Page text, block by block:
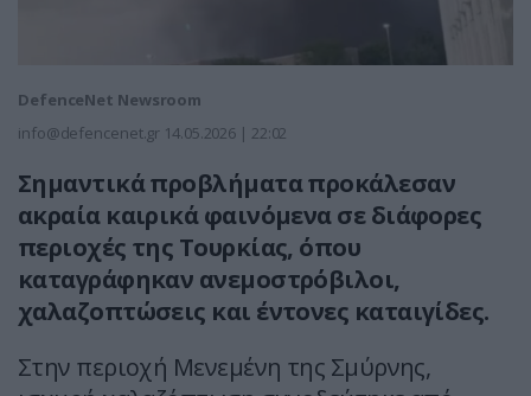
DefenceNet Newsroom
info@defencenet.gr 14.05.2026 | 22:02
Σημαντικά προβλήματα προκάλεσαν
ακραία καιρικά φαινόμενα σε διάφορες
περιοχές της Τουρκίας, όπου
καταγράφηκαν ανεμοστρόβιλοι,
χαλαζοπτώσεις και έντονες καταιγίδες.
Στην περιοχή Μενεμένη της Σμύρνης,